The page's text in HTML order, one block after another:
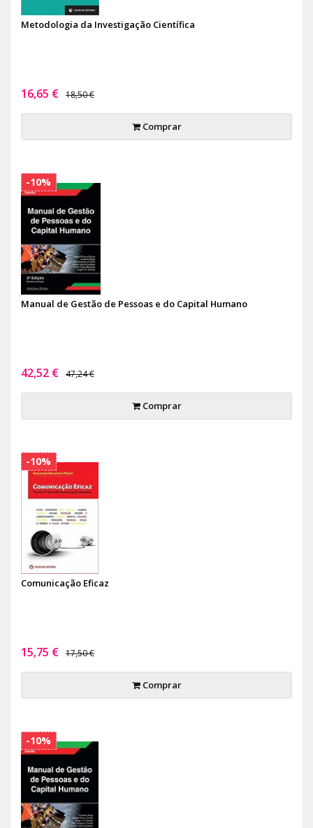
Metodologia da Investigação Científica
16,65 € 18,50 €
Comprar
Manual de Gestão de Pessoas e do Capital Humano
42,52 € 47,24 €
Comprar
-10%
Comunicação Eficaz
15,75 € 17,50 €
Comprar
-10%
-10%